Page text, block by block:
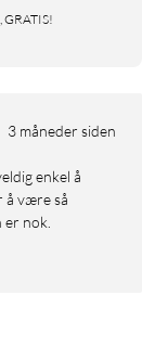
GRATIS!
3 måneder siden
å være så
er nok.